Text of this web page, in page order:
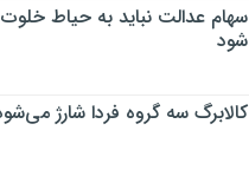
سهام عدالت نباید به حیاط
شود
کالابرگ سه گروه فردا شارژ